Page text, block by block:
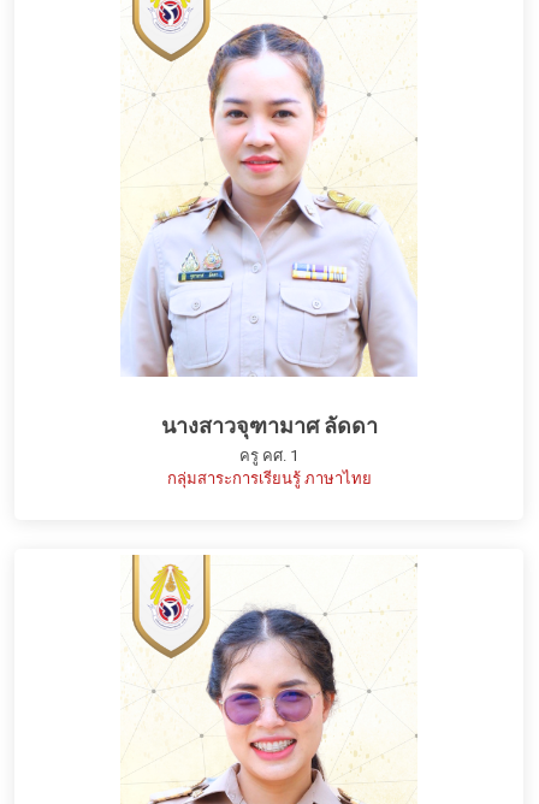
นางสาวจุฑามาศ ลัดดา
ครู คศ. 1
กลุ่มสาระการเรียนรู้ ภาษาไทย